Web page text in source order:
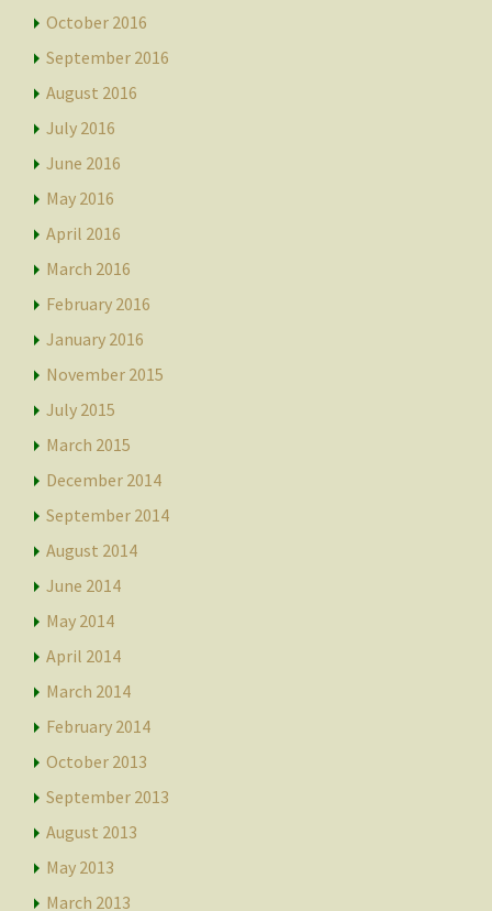
October 2016
September 2016
August 2016
July 2016
June 2016
May 2016
April 2016
March 2016
February 2016
January 2016
November 2015
July 2015
March 2015
December 2014
September 2014
August 2014
June 2014
May 2014
April 2014
March 2014
February 2014
October 2013
September 2013
August 2013
May 2013
March 2013